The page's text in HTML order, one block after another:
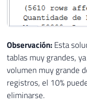
Observación:Esta
tablas muy grandes,
volumen muy grande
registros, el 10%
eliminarse.